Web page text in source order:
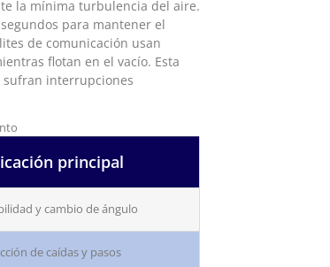
la mínima turbulencia del aire.
para mantener el
de comunicación usan
flotan en el vacío. Esta
sufran interrupciones
principal
y cambio de ángulo
de caídas y pasos